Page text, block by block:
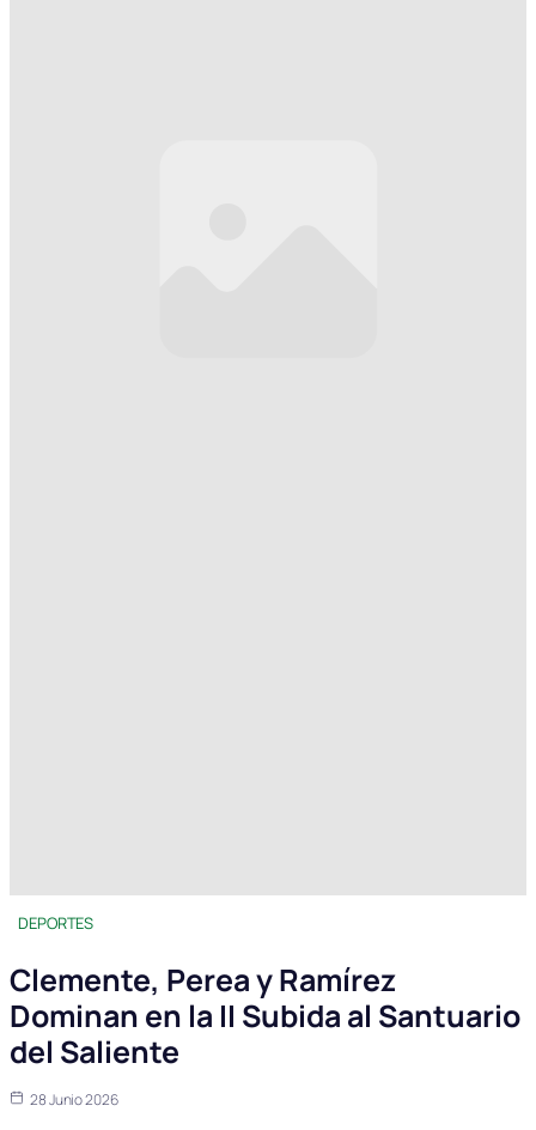
DEPORTES
Clemente, Perea y Ramírez
Dominan en la II Subida al Santuario
del Saliente
28 Junio 2026